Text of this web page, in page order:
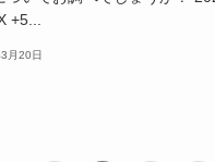
+5...
月20日